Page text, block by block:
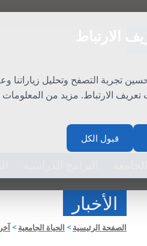
الارتباط
تجربة التصفح وتحليل
تعريف الارتباط. مزيد من
قبول الكل
الأخبار
الصفحة الرئيسية > الحياة الجامعية >